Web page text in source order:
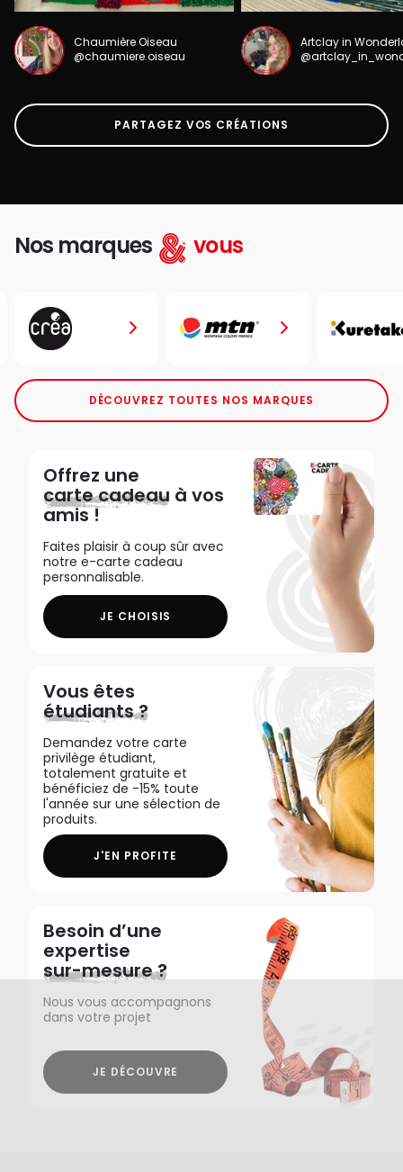
Chaumière Oiseau
@chaumiere.oiseau
Artclay in
PARTAGEZ VOS CRÉATIONS
Nos marques vous
DÉCOUVREZ TOUTES NOS MARQUES
Offrez une
carte cadeau à vos
amis !
Faites plaisir à coup sûr avec
notre e-carte cadeau
personnalisable.
JE CHOISIS
Vous êtes
étudiants ?
Demandez votre carte
privilège étudiant,
totalement gratuite et
bénéficiez de -15% toute
l'année sur une sélection de
produits.
J'EN PROFITE
Besoin d’une
expertise
sur-mesure ?
Nous vous accompagnons
dans votre projet
JE DÉCOUVRE